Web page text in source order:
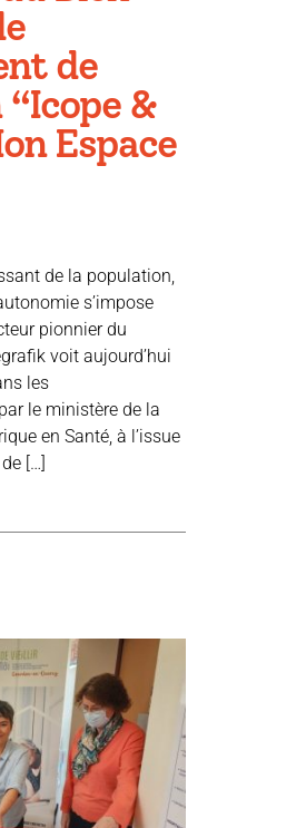
de
&
Espace
de la population,
s’impose
pionnier du
voit aujourd’hui
les
le ministère de la
en Santé, à l’issue
[…]